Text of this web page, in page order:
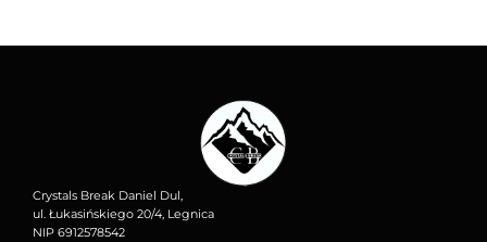
Crystals Break Daniel Dul,
ul. Łukasińskiego 20/4, Legnica
NIP 6912578542